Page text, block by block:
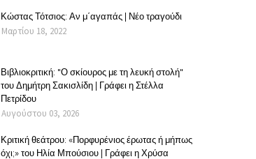
Κώστας Τότσιος: Αν μ΄αγαπάς | Νέο τραγούδι
Μαρτίου 18, 2022
Βιβλιοκριτική: "Ο σκίουρος με τη λευκή στολή"
του Δημήτρη Σακισλίδη | Γράφει η Στέλλα
Πετρίδου
Αυγούστου 03, 2026
Κριτική θεάτρου: «Πορφυρένιος έρωτας ή μήπως
όχι;» του Ηλία Μπούσιου | Γράφει η Χρύσα